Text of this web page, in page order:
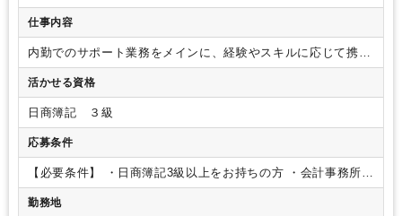
務・一般事務
仕事内容
内勤でのサポート業務をメインに、経験やスキルに応じて携わ
っていただきます。 【具体的な業務内容】・日々の記帳業務
・書類整理・各種データ作成
・来客・電話対応などの庶務業務
(男性20名/女性10名)
ルティング(対クライアント)チーム：1チーム6～8名のチーム
制 × 2チーム・内勤チーム（募集ポジション）∟20代～40代
【ポイント】
・代表は30代のため、考えが柔軟！新しいこと
にも積極的に取り入れる方針です。・代表のお人柄もお話し
やすく、事務所の雰囲気も穏やかです。仕事と休憩時間のメリ
活かせる資格
日商簿記 ３級
応募条件
【必要条件】 ・日商簿記3級以上をお持ちの方 ・会計事務所で
のご就業経験がある方（弥生会計、マネーフォワード、freee
等会計ソフトの仕様経験がある方）
勤務地